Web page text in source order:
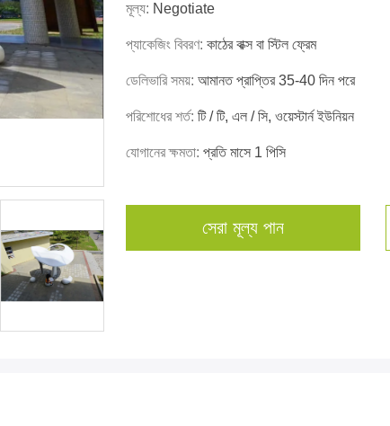
মূল্য: Negotiate
প্যাকেজিং বিবরণ: কাঠের বাক্স বা স্টিল ফ্রেম
ডেলিভারি সময়: আমানত প্রাপ্তির 35-40 দিন পরে
পরিশোধের শর্ত: টি / টি, এল / সি, ওয়েস্টার্ন ইউনিয়ন
যোগানের ক্ষমতা: প্রতি মাসে 1 পিসি
সেরা মূল্য পান